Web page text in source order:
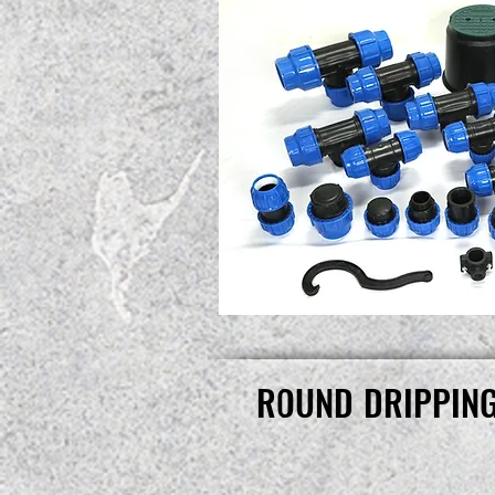
ROUND
ROUND